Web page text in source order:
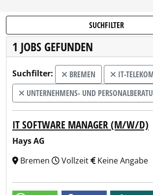
SUCHFILTER
1 JOBS GEFUNDEN
Suchfilter: BREMEN
IT-
UNTERNEHMENS- UND
IT SOFTWARE MANAGER (M/W/D)
Hays AG
Bremen
Vollzeit Keine Angabe